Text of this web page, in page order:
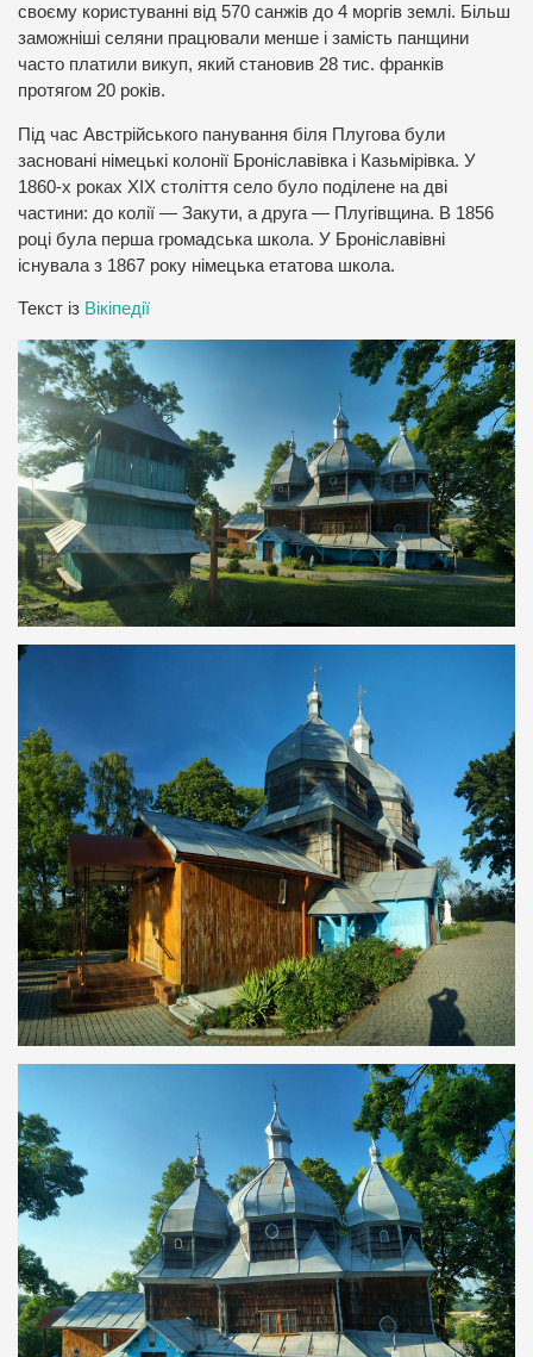
своєму користуванні від 570 санжів до 4 моргів землі. Більш
заможніші селяни працювали менше і замість панщини
часто платили викуп, який становив 28 тис. франків
протягом 20 років.
Під час Австрійського панування біля Плугова були
засновані німецькі колонії Броніславівка і Казьмірівка. У
1860-х роках XIX століття село було поділене на дві
частини: до колії — Закути, а друга — Плугівщина. В 1856
році була перша громадська школа. У Броніславівні
існувала з 1867 року німецька етатова школа.
Текст із Вікіпедії